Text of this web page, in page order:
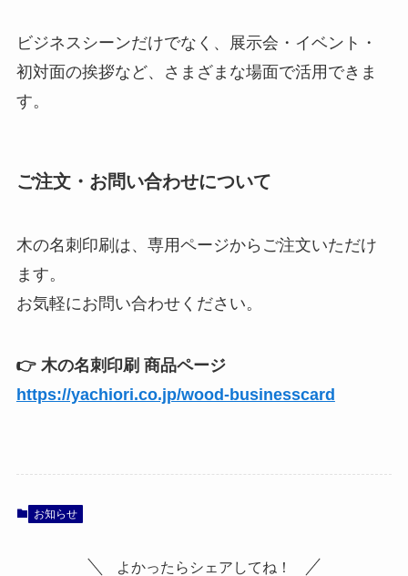
ビジネスシーンだけでなく、展示会・イベント・
初対面の挨拶など、さまざまな場面で活用できま
す。
ご注文・お問い合わせについて
木の名刺印刷は、専用ページからご注文いただけ
ます。
お気軽にお問い合わせください。
👉 木の名刺印刷 商品ページ
https://yachiori.co.jp/wood-businesscard
お知らせ
よかったらシェアしてね！